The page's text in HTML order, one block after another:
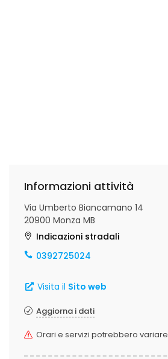
Informazioni attività
Via Umberto Biancamano 14
20900 Monza MB
Indicazioni stradali
0392725024
Visita il Sito web
Aggiorna i dati
Orari e servizi potrebbero variare